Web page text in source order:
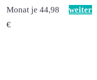
Monat je 44,98
€
weiter